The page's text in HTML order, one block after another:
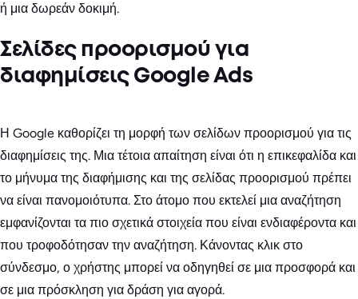
ή μια δωρεάν δοκιμή.
Σελίδες προορισμού για
διαφημίσεις Google Ads
Η Google καθορίζει τη μορφή των σελίδων προορισμού για τις
διαφημίσεις της. Μια τέτοια απαίτηση είναι ότι η επικεφαλίδα και
το μήνυμα της διαφήμισης και της σελίδας προορισμού πρέπει
να είναι πανομοιότυπα. Στο άτομο που εκτελεί μια αναζήτηση
εμφανίζονται τα πιο σχετικά στοιχεία που είναι ενδιαφέροντα και
που τροφοδότησαν την αναζήτηση. Κάνοντας κλικ στο
σύνδεσμο, ο χρήστης μπορεί να οδηγηθεί σε μια προσφορά και
σε μια πρόσκληση για δράση για αγορά.